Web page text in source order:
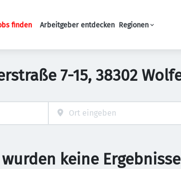
Haupt-Navigation
finden Arbeitgeber entdecken Regionen
7-15, 38302
keine